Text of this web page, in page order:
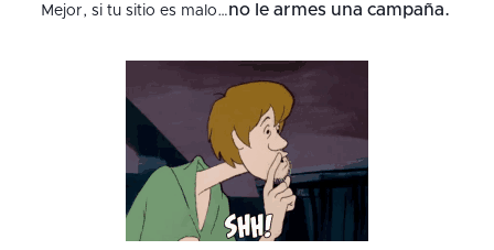
Mejor, si tu sitio es malo…no le armes una campaña.